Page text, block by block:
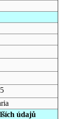
údajů